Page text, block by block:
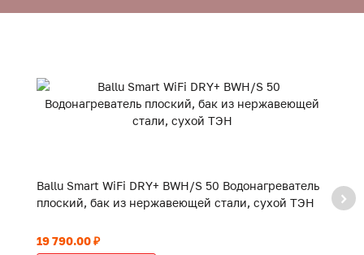
Ballu Smart WiFi DRY+ BWH/S 50 Водонагреватель
плоский, бак из нержавеющей стали, сухой ТЭН
19 790.00 ₽